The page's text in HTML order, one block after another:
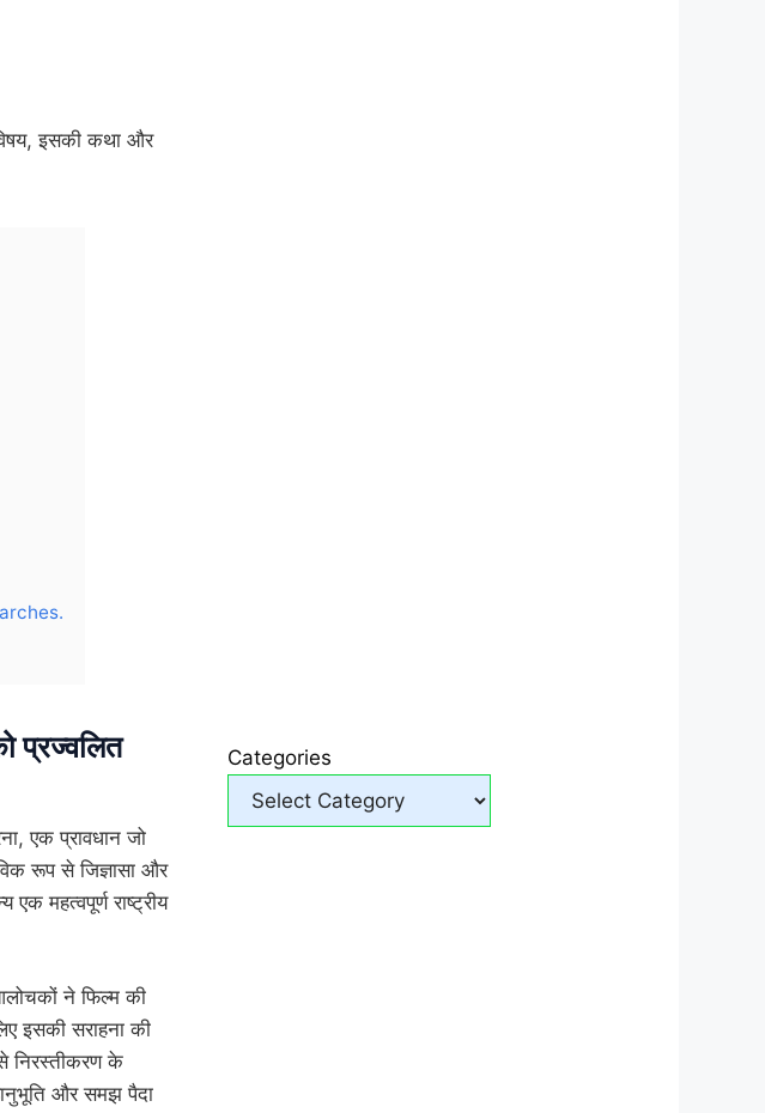
इसकी कथा और
एक प्रावधान जो
रूप से जिज्ञासा और
महत्वपूर्ण राष्ट्रीय
ने फिल्म की
इसकी सराहना की
निरस्तीकरण के
और समझ पैदा
Categories